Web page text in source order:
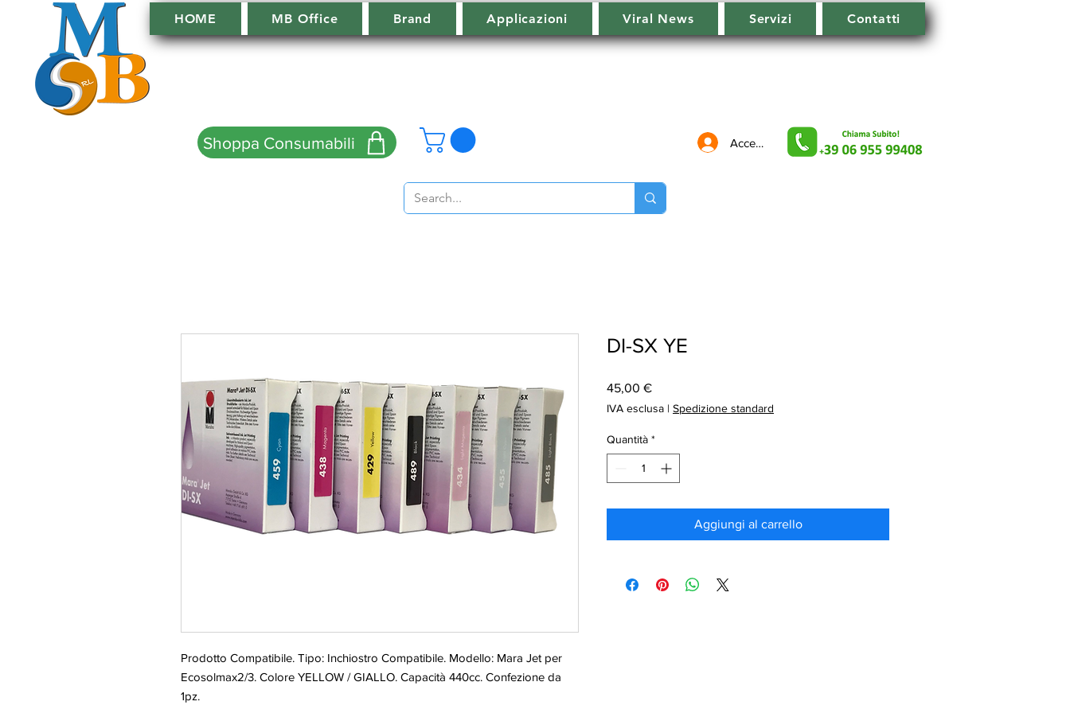
HOME MB Office Brand Applicazioni Viral News Servizi Contatti
Shoppa Consumabili Accedi
Prodotto Compatibile. Tipo: Inchiostro Compatibile. Modello: Mara Jet per
Ecosolmax2/3. Colore YELLOW / GIALLO. Capacità 440cc. Confezione da
1pz.
DI-SX YE
45,00 €Prezzo
IVA esclusa | Spedizione standard
Quantità *
Aggiungi al carrello